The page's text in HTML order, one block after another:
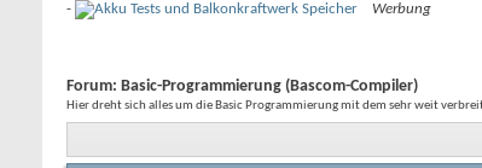
-
Werbung
Forum: Basic-Programmierung (Bascom-Compiler)
Hier dreht sich alles um die Basic Programmierung mit dem sehr weit